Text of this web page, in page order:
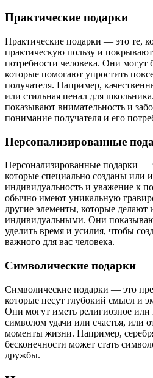
Практические подарки
Практические подарки — это те,
практическую пользу и
потребности человека. Они
которые помогают упростить
получателя. Например,
или стильная пенал для
показывают внимательность и
понимание получателя и его
Персонализированные
Персонализированные подарки —
которые специально созданы или
индивидуальность и уважение к
обычно имеют уникальную
другие элементы, которые
индивидуальными. Они
уделить время и усилия, чтобы
важного для вас человека.
Символические подарки
Символические подарки — это
которые несут глубокий смысл и
Они могут иметь религиозное или
символом удачи или счастья, или
моменты жизни. Например,
бесконечности может стать
дружбы.